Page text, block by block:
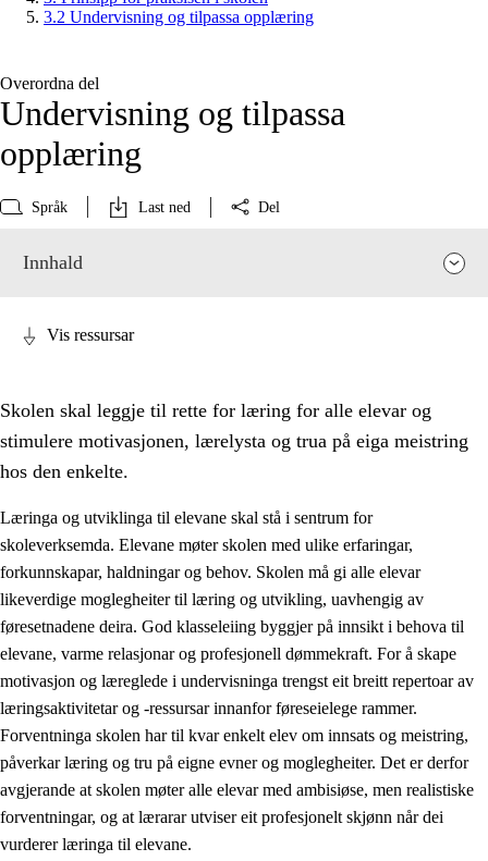
3.2 Undervisning og tilpassa opplæring
Overordna del
Undervisning og tilpassa
opplæring
Språk Last ned Del
Innhald
3. Prinsipp for praksisen i skolen
3.1 Eit inkluderande læringsmiljø
3.2 Undervisning og tilpassa opplæring
3.3 Samarbeid mellom heim og skole
3.4 Opplæring i lærebedrift og arbeidsliv
Vis ressursar
Skolen skal leggje til rette for læring for alle elevar og
stimulere motivasjonen, lærelysta og trua på eiga meistring
hos den enkelte.
Læringa og utviklinga til elevane skal stå i sentrum for
skoleverksemda. Elevane møter skolen med ulike erfaringar,
forkunnskapar, haldningar og behov. Skolen må gi alle elevar
likeverdige moglegheiter til læring og utvikling, uavhengig av
føresetnadene deira. God klasseleiing byggjer på innsikt i behova til
elevane, varme relasjonar og profesjonell dømmekraft. For å skape
motivasjon og læreglede i undervisninga trengst eit breitt repertoar av
læringsaktivitetar og -ressursar innanfor føreseielege rammer.
Forventninga skolen har til kvar enkelt elev om innsats og meistring,
påverkar læring og tru på eigne evner og moglegheiter. Det er derfor
avgjerande at skolen møter alle elevar med ambisiøse, men realistiske
forventningar, og at lærarar utviser eit profesjonelt skjønn når dei
vurderer læringa til elevane.